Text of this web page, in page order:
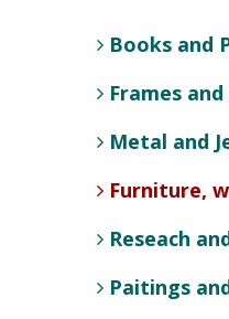
Books and
Frames
Metal and
Furniture,
Reseach
Paitings